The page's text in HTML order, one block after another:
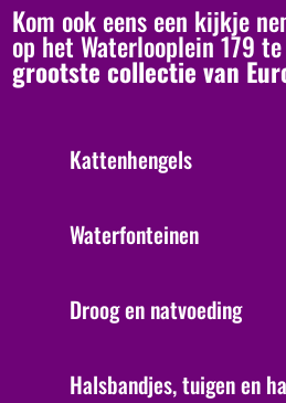
Kom ook eens een kijkje
op het Waterlooplein 179
grootste collectie van
Kattenhengels
Waterfonteinen
Droog en natvoeding
Halsbandjes, tuigen en